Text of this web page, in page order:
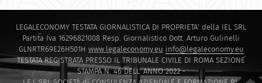
LEGALECONOMY TESTATA GIORNALISTICA DI PROPRIETA' della IEL SRL
Partita Iva 16296821008 Resp. Giornalistico Dott. Arturo Gulinelli
GLNRTR69E26H501H www.legaleconomy.eu info@legaleconomy.eu
TESTATA REGISTRATA PRESSO IL TRIBUNALE CIVILE DI ROMA SEZIONE
STAMPA N. 46 DELL' ANNO 2022 -